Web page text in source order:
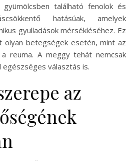
található fenolok és
hatásúak, amelyek
gyulladások mérsékléséhez. Ez
olyan betegségek esetén, mint az
reuma. A meggy tehát nemcsak
egészséges választás is.
az